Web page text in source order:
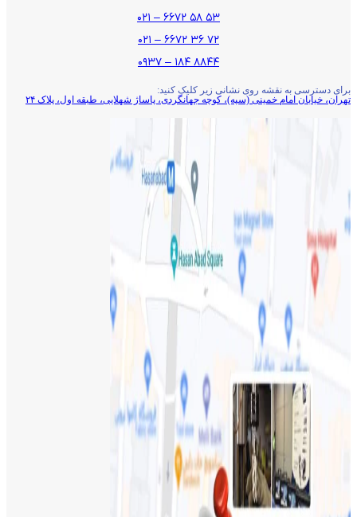
۵۳ ۵۸ ۶۶۷۲ – ۰۲۱
۷۲ ۳۶ ۶۶۷۲ – ۰۲۱
۸۸۴۴ ۱۸۴ – ۰۹۳۷
برای دسترسی به نقشه روی نشانی زیر کلیک کنید:
تهران، خیابان امام خمینی (سپه)، کوچه جهانگردی،‌ پاساژ شهلایی، طبقه اول، پلاک ۲۴